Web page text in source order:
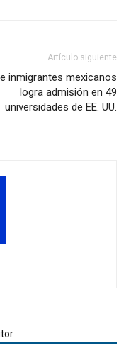
Artículo siguiente
inmigrantes mexicanos
logra admisión en 49
universidades de EE. UU.